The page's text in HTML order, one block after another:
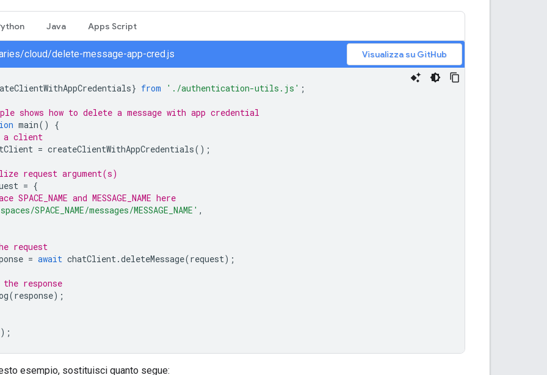
Java Apps Script
cloud/delete-message-app-cred.js Visualizza su GitHub
} from './authentication-utils.js' ;
shows how to delete a message with app credential
main()
{
a client
= createClientWithAppCredentials();
request argument(s)
= {
SPACE_NAME and MESSAGE_NAME here
SPACE_NAME/messages/MESSAGE_NAME' ,
request
= await chatClient.deleteMessage(request);
the response
(response);
esempio, sostituisci quanto segue: